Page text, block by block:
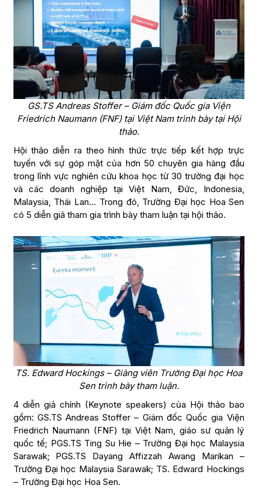
GS.TS Andreas Stoffer – Giám đốc Quốc gia Viện
Friedrich Naumann (FNF) tại Việt Nam trình bày tại Hội
thảo.
Hội thảo diễn ra theo hình thức trực tiếp kết hợp trực
tuyến với sự góp mặt của hơn 50 chuyên gia hàng đầu
trong lĩnh vực nghiên cứu khoa học từ 30 trường đại học
và các doanh nghiệp tại Việt Nam, Đức, Indonesia,
Malaysia, Thái Lan… Trong đó, Trường Đại học Hoa Sen
có 5 diễn giả tham gia trình bày tham luận tại hội thảo.
TS. Edward Hockings – Giảng viên Trường Đại học Hoa
Sen trình bày tham luận.
4 diễn giả chính (Keynote speakers) của Hội thảo bao
gồm: GS.TS Andreas Stoffer – Giám đốc Quốc gia Viện
Friedrich Naumann (FNF) tại Việt Nam, giáo sư quản lý
quốc tế; PGS.TS Ting Su Hie – Trường Đại học Malaysia
Sarawak; PGS.TS Dayang Affizzah Awang Marikan –
Trường Đại học Malaysia Sarawak; TS. Edward Hockings
– Trường Đại học Hoa Sen.